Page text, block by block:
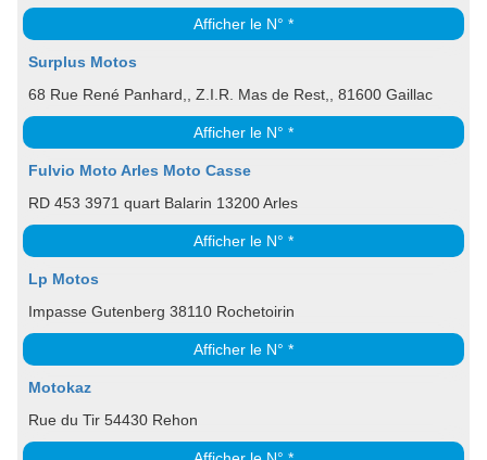
Afficher le N° *
Surplus Motos
68 Rue René Panhard,, Z.I.R. Mas de Rest,, 81600 Gaillac
Afficher le N° *
Fulvio Moto Arles Moto Casse
RD 453 3971 quart Balarin 13200 Arles
Afficher le N° *
Lp Motos
Impasse Gutenberg 38110 Rochetoirin
Afficher le N° *
Motokaz
Rue du Tir 54430 Rehon